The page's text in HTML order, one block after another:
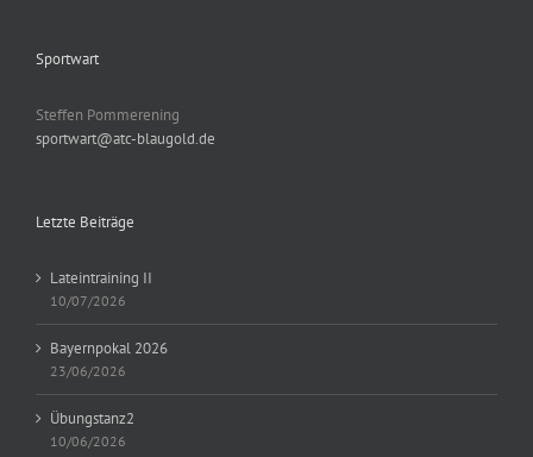
Sportwart
Steffen Pommerening
sportwart@atc-blaugold.de
Letzte Beiträge
Lateintraining II
10/07/2026
Bayernpokal 2026
23/06/2026
Übungstanz2
10/06/2026